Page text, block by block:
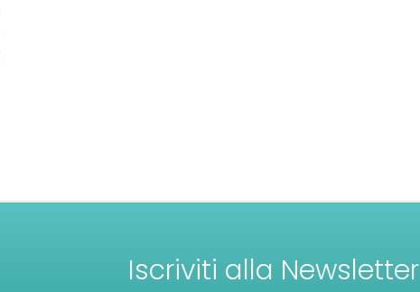
Iscriviti alla Newsletter